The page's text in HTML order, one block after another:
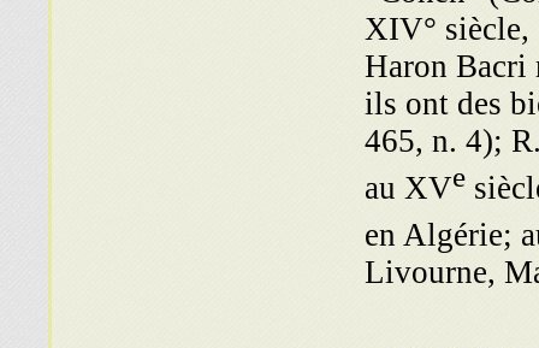
XIV° siècle,
Haron Bacri
ils ont des
465, n. 4);
au XVe
en Algérie;
Livourne,